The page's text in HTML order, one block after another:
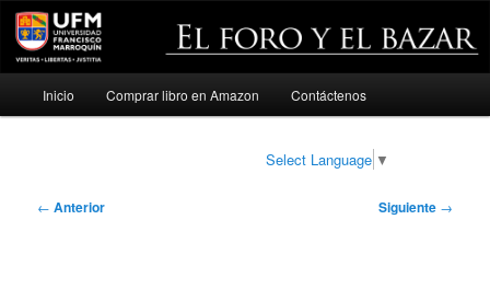
Ir
Inicio Comprar libro en Amazon Contáctenos
Select Language ▼
Navegación
← Anterior Siguiente →